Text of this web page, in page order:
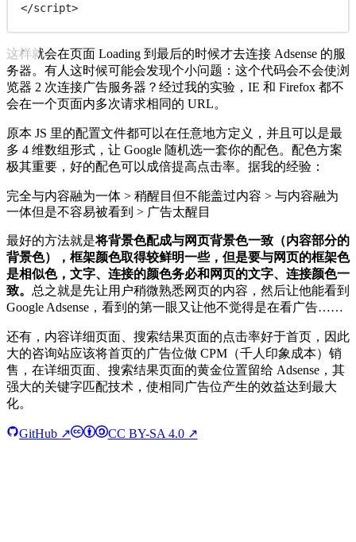
</script>
这样就会在页面 Loading 到最后的时候才去连接 Adsense 的服
务器。有人这时候可能会发现个小问题：这个代码会不会使浏
览器 2 次连接广告服务器？经过我的实验，IE 和 Firefox 都不
会在一个页面内多次请求相同的 URL。
原本 JS 里的配置文件都可以在任意地方定义，并且可以是最
多 4 维数组形式，让 Google 随机选一套你的配色。配色方案
极其重要，好的配色可以成倍提高点击率。据我的经验：
完全与内容融为一体 > 稍醒目但不能盖过内容 > 与内容融为
一体但是不容易被看到 > 广告太醒目
最好的方法就是将背景色配成与网页背景色一致（内容部分的
背景色），框架颜色取得较鲜明一些，但是要与网页的框架色
是相似色，文字、连接的颜色务必和网页的文字、连接颜色一
致。 总之就是先让用户稍微熟悉网页的内容，然后让他能看到
Google Adsense，看到的第一眼又让他不觉得是在看广告……
还有，内容详细页面、搜索结果页面的点击率好于首页，因此
大的咨询站应该将首页的广告位做 CPM（千人印象成本）销
售，在详细页面、搜索结果页面的黄金位置留给 Adsense，其
强大的关键字匹配技术，使相同广告位产生的效益达到最大
化。
GitHub ↗ CC BY-SA 4.0 ↗